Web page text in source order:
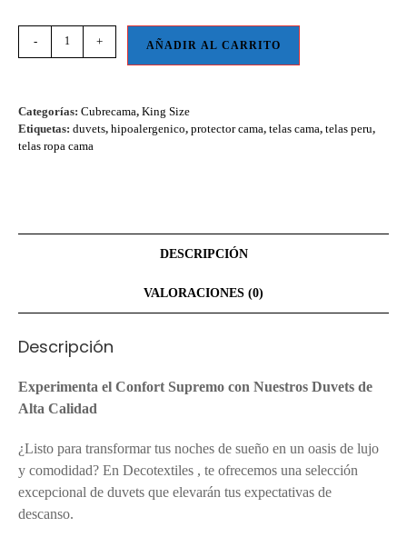
- + AÑADIR AL CARRITO
Categorías: Cubrecama, King Size
Etiquetas: duvets, hipoalergenico, protector cama, telas cama, telas peru,
telas ropa cama
DESCRIPCIÓN
VALORACIONES (0)
Descripción
Experimenta el Confort Supremo con Nuestros Duvets de
Alta Calidad
¿Listo para transformar tus noches de sueño en un oasis de lujo
y comodidad? En Decotextiles , te ofrecemos una selección
excepcional de duvets que elevarán tus expectativas de
descanso.